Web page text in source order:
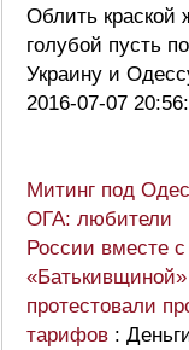
Облить краской
голубой пусть
Украину и
2016-07-07
Митинг под
ОГА: любители
России вместе с
«Батькивщиной»
протестовали
тарифов :